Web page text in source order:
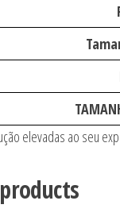
elevadas ao seu